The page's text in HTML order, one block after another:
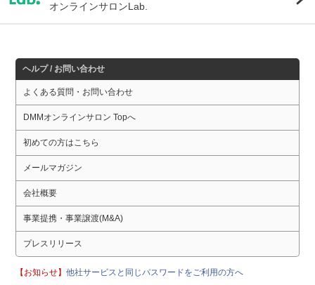
オンラインサロンLab.
ヘルプ / お問い合わせ
よくある質問・お問い合わせ
DMMオンラインサロン Topへ
初めての方はこちら
メールマガジン
会社概要
事業提携・事業譲渡(M&A)
プレスリリース
【お知らせ】他社サービスと同じパスワードをご利用の方へ